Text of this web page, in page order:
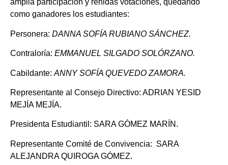
amplia participación y reñidas votaciones, quedando
como ganadores los estudiantes:
Personera: DANNA SOFÍA RUBIANO SÁNCHEZ.
Contraloría: EMMANUEL SILGADO SOLÓRZANO.
Cabildante: ANNY SOFÍA QUEVEDO ZAMORA.
Representante al Consejo Directivo: ADRIAN YESID
MEJÍA MEJÍA.
Presidenta Estudiantil: SARA GÓMEZ MARÍN.
Representante Comité de Convivencia: SARA
ALEJANDRA QUIROGA GÓMEZ.